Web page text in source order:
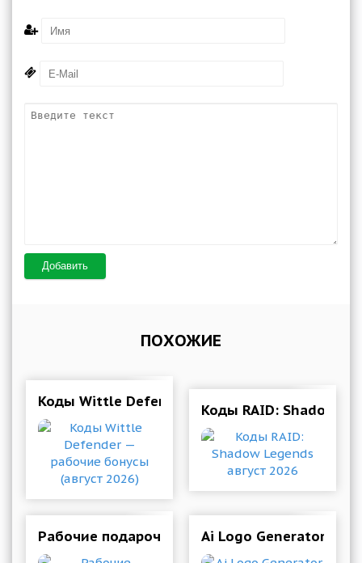
Добавить
ПОХОЖИЕ
Коды Wittle Defender — рабочие бонусы
Коды RAID: Shadow
Рабочие подарочные коды для Zombie
Ai Logo Generator —